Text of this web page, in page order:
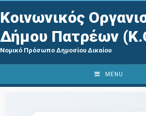
Κοινωνικός
Δήμου Πατρέων
Νομικό Πρόσωπο Δημοσίου Δικαίου
MENU